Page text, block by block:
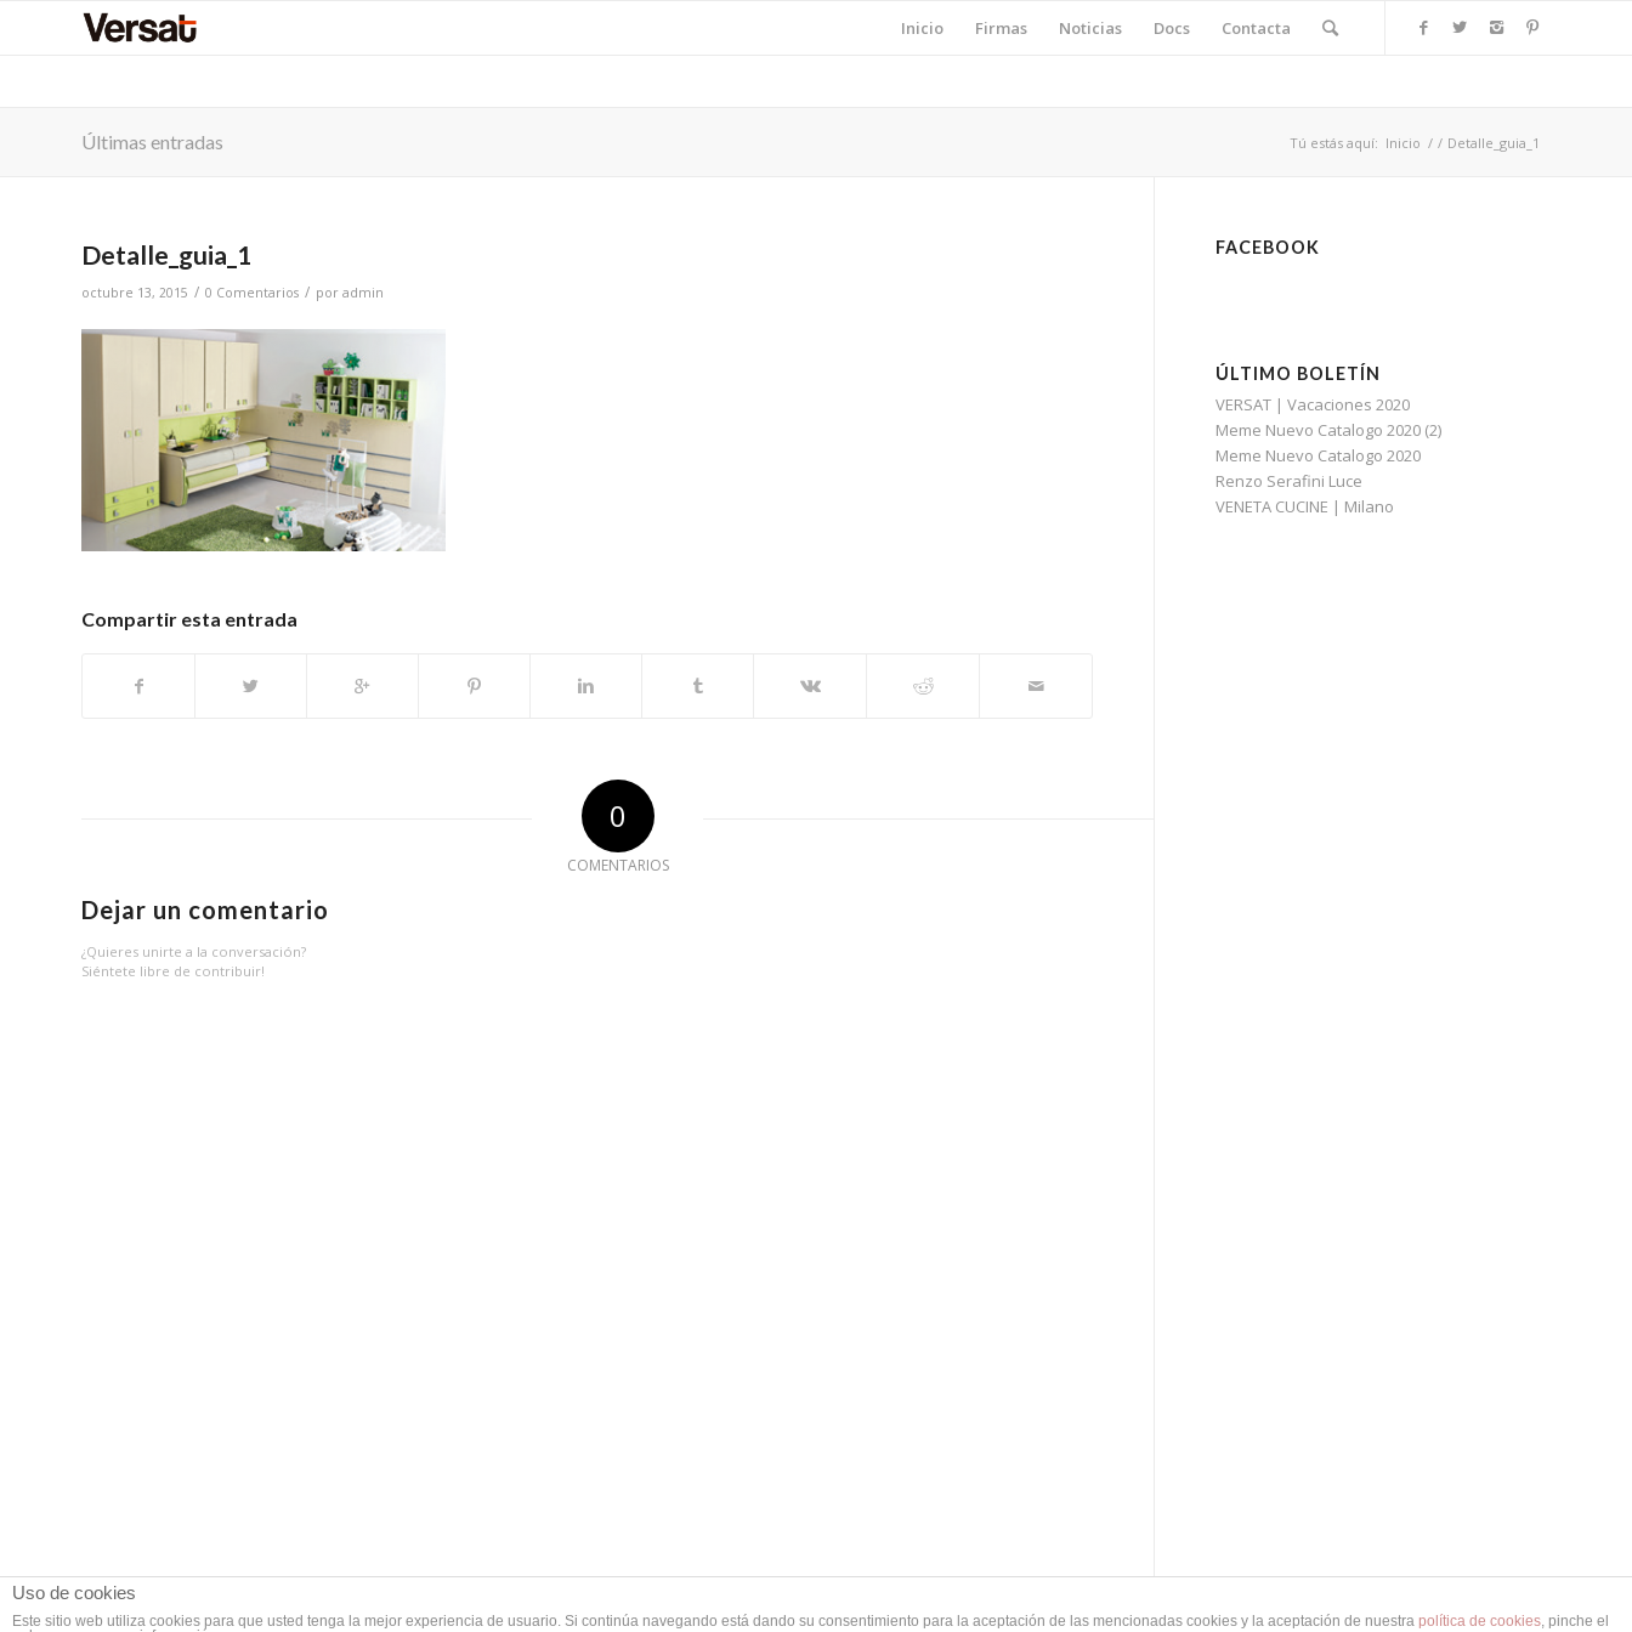
Inicio Firmas Noticias Docs Contacta
Últimas entradas Tú estás aquí: Inicio / / Detalle_guia_1
Detalle_guia_1
octubre 13, 2015 / 0 Comentarios / por admin
Compartir esta entrada
0
COMENTARIOS
Dejar un comentario
¿Quieres unirte a la conversación?
Siéntete libre de contribuir!
FACEBOOK
ÚLTIMO BOLETÍN
VERSAT | Vacaciones 2020
Meme Nuevo Catalogo 2020 (2)
Meme Nuevo Catalogo 2020
Renzo Serafini Luce
VENETA CUCINE | Milano
Uso de cookies
Este sitio web utiliza cookies para que usted tenga la mejor experiencia de usuario. Si continúa navegando está dando su consentimiento para la aceptación de las mencionadas cookies y la aceptación de nuestra política de cookies, pinche el